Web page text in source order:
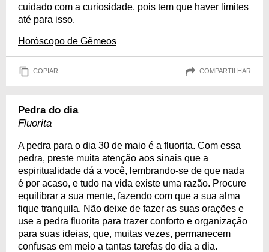
cuidado com a curiosidade, pois tem que haver limites
até para isso.
Horóscopo de Gêmeos
COPIAR COMPARTILHAR
Pedra do dia
Fluorita
A pedra para o dia 30 de maio é a fluorita. Com essa
pedra, preste muita atenção aos sinais que a
espiritualidade dá a você, lembrando-se de que nada
é por acaso, e tudo na vida existe uma razão. Procure
equilibrar a sua mente, fazendo com que a sua alma
fique tranquila. Não deixe de fazer as suas orações e
use a pedra fluorita para trazer conforto e organização
para suas ideias, que, muitas vezes, permanecem
confusas em meio a tantas tarefas do dia a dia.